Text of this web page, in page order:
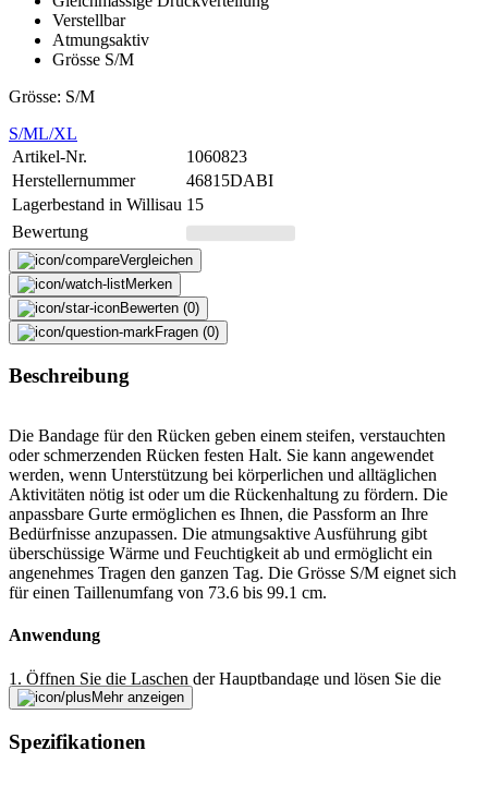
Verstellbar
Atmungsaktiv
Grösse S/M
Grösse: S/M
S/ML/XL
Artikel-Nr.
1060823
Herstellernummer
46815DABI
Lagerbestand in Willisau 15
Bewertung
Vergleichen
Merken
Bewerten (0)
Fragen (0)
Beschreibung
Die Bandage für den Rücken geben einem steifen, verstauchten
oder schmerzenden Rücken festen Halt. Sie kann angewendet
werden, wenn Unterstützung bei körperlichen und alltäglichen
Aktivitäten nötig ist oder um die Rückenhaltung zu fördern. Die
anpassbare Gurte ermöglichen es Ihnen, die Passform an Ihre
Bedürfnisse anzupassen. Die atmungsaktive Ausführung gibt
überschüssige Wärme und Feuchtigkeit ab und ermöglicht ein
angenehmes Tragen den ganzen Tag. Die Grösse S/M eignet sich
für einen Taillenumfang von 73.6 bis 99.1 cm.
Anwendung
1. Öffnen Sie die Laschen der Hauptbandage und lösen Sie die
Laschen der Gürtelbandage. Legen Sie die Bandage so um den
Wirbelsäule befinden und der gebogene Rand unten ist. 2. Legen
Sie die Laschen der Hauptbandage um die Taille und schliessen Sie
Mehr anzeigen
Spezifikationen